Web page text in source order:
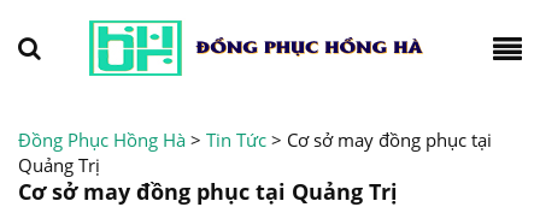
Đồng Phục Hồng Hà > Tin Tức > Cơ sở may đồng phục tại
Quảng Trị
Cơ sở may đồng phục tại Quảng Trị